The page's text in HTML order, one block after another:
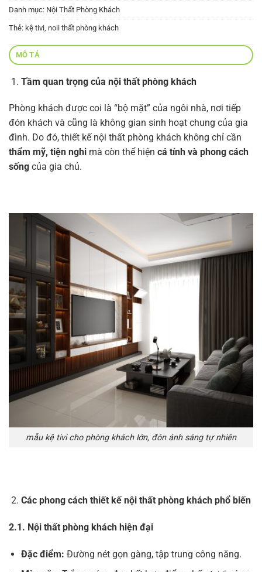
Danh mục: Nội Thất Phòng Khách
Thẻ: kệ tivi noii thất phòng khách
MÔ TẢ
Tầm quan trọng của nội thất phòng khách
Phòng khách được coi là “bộ mặt” của ngôi nhà, nơi tiếp
đón khách và cũng là không gian sinh hoạt chung của gia
đình. Do đó, thiết kế nội thất phòng khách không chỉ cần
thẩm mỹ, tiện nghi mà còn thể hiện cá tính và phong cách
sống của gia chủ.
mẫu kệ tivi cho phòng khách lớn, đón ánh sáng tự nhiên
Các phong cách thiết kế nội thất phòng khách phổ biến
2.1. Nội thất phòng khách hiện đại
Đặc điểm: Đường nét gọn gàng, tập trung công năng.